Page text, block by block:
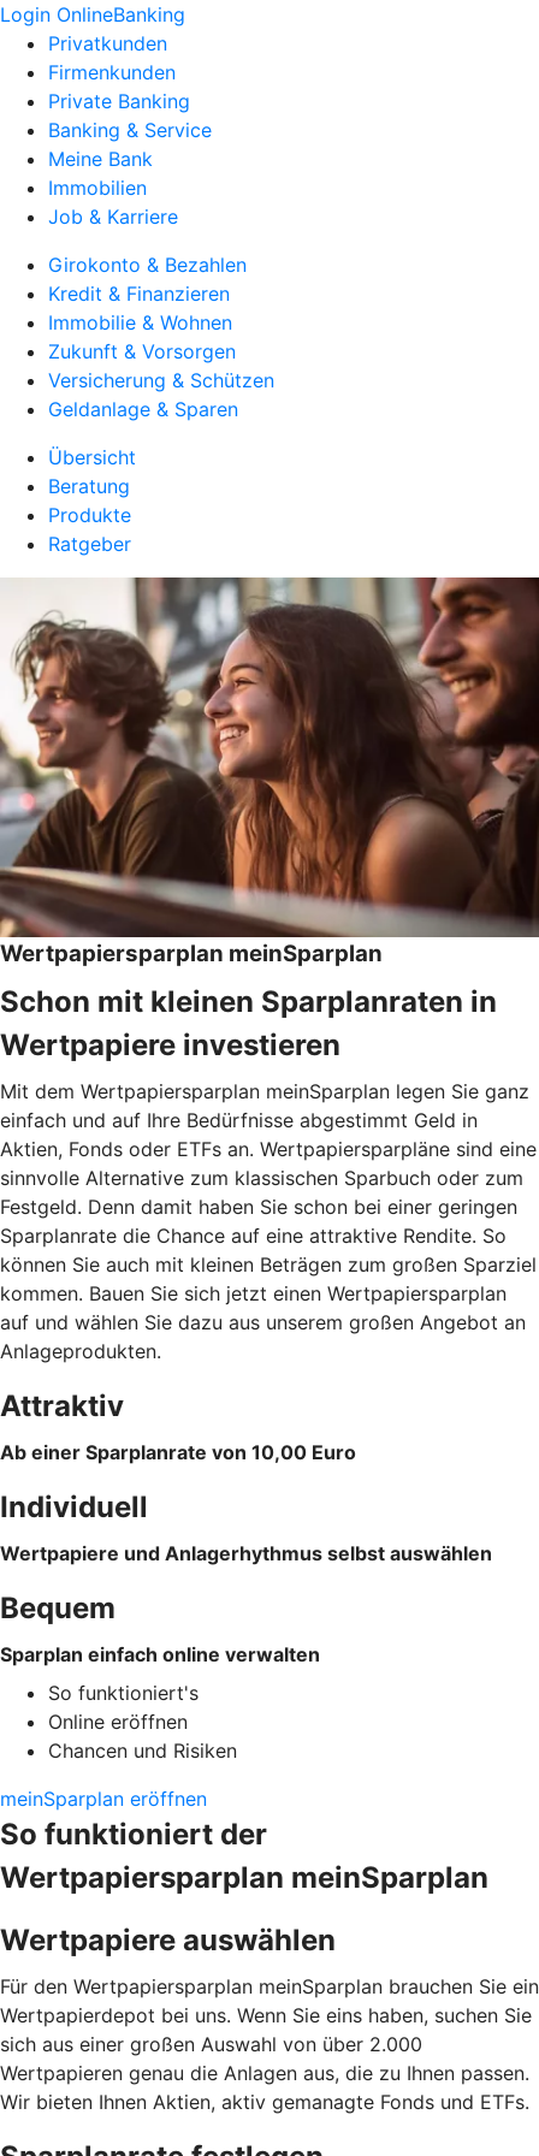
Login OnlineBanking
Privatkunden
Firmenkunden
Private Banking
Banking & Service
Meine Bank
Immobilien
Job & Karriere
Girokonto & Bezahlen
Kredit & Finanzieren
Immobilie & Wohnen
Zukunft & Vorsorgen
Versicherung & Schützen
Geldanlage & Sparen
Übersicht
Beratung
Produkte
Ratgeber
Wertpapiersparplan meinSparplan
Schon mit kleinen Sparplanraten in
Wertpapiere investieren
Mit dem Wertpapiersparplan meinSparplan legen Sie ganz
einfach und auf Ihre Bedürfnisse abgestimmt Geld in
Aktien, Fonds oder ETFs an. Wertpapiersparpläne sind eine
sinnvolle Alternative zum klassischen Sparbuch oder zum
Festgeld. Denn damit haben Sie schon bei einer geringen
Sparplanrate die Chance auf eine attraktive Rendite. So
können Sie auch mit kleinen Beträgen zum großen Sparziel
kommen. Bauen Sie sich jetzt einen Wertpapiersparplan
auf und wählen Sie dazu aus unserem großen Angebot an
Anlageprodukten.
Attraktiv
Ab einer Sparplanrate von 10,00 Euro
Individuell
Wertpapiere und Anlagerhythmus selbst auswählen
Bequem
Sparplan einfach online verwalten
So funktioniert's
Online eröffnen
Chancen und Risiken
meinSparplan eröffnen
So funktioniert der
Wertpapiersparplan meinSparplan
Wertpapiere auswählen
Für den Wertpapiersparplan meinSparplan brauchen Sie ein
Wertpapierdepot bei uns. Wenn Sie eins haben, suchen Sie
sich aus einer großen Auswahl von über 2.000
Wertpapieren genau die Anlagen aus, die zu Ihnen passen.
Wir bieten Ihnen Aktien, aktiv gemanagte Fonds und ETFs.